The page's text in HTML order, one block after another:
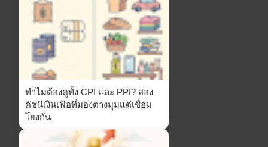
ทำไมต้องดูทั้ง CPI และ PPI? สอง
ดัชนีเงินเฟ้อที่มองต่างมุมแต่เชื่อม
โยงกัน